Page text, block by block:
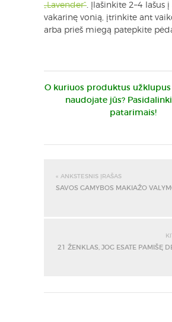
„Lavender“
Įlašinkite 2–4 lašus į
vakarinę vonią, įtrinkite ant
arba prieš miegą patepkite
O kuriuos produktus
naudojate jūs?
patarimais!
« ANKSTESNIS ĮRAŠAS
SAVOS GAMYBOS MAKIAŽO
21 ŽENKLAS, JOG ESATE PAMIŠĘ